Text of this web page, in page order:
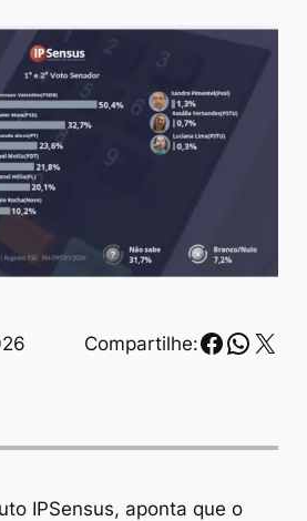
Compartilhe: X
IPSensus, aponta que o